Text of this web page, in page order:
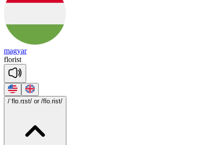
magyar
florist
/ˈflɒ.rɪst/ or /flo.rist/